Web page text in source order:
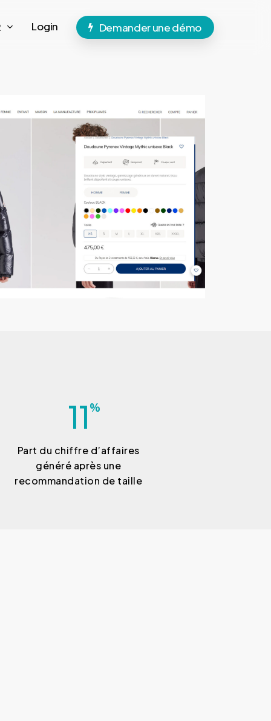
Login Demander une démo
11%
Part du chiffre d’affaires
généré après une
recommandation de taille